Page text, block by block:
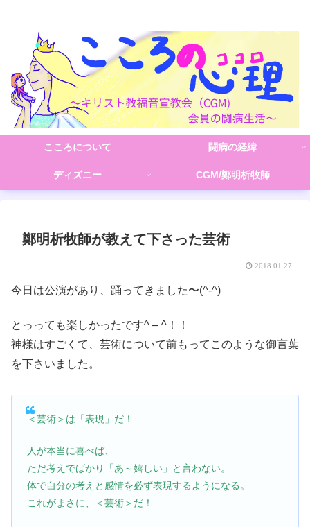
こころについて 闘病の経緯
ディズニー CGM/鄭明析牧師
鄭明析牧師が教えて下さった芸術
2018.01.27
今日は公演があり、踊ってきました〜(^-^)
とっっても楽しかったです^ – ^！！
神様はすごくて、芸術について前もってこのような御言葉
を下さいました。
＜芸術＞は「表現」だ！
人が本当に喜べば、
ただ考えでばかり「あ～嬉しい」と言わない。
体で自分の考えと感情を必ず表現するようになる。
これがまさに、＜芸術＞だ！